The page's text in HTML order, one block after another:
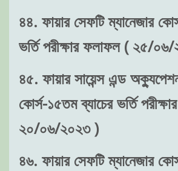
৪৪. ফায়ার সেফটি ম্যানেজার
ভর্তি পরীক্ষার ফলাফল ( ২৫/
৪৫. ফায়ার সায়েন্স এন্ড
কোর্স-১৫তম ব্যাচের ভর্তি
২০/০৬/২০২৩ )
৪৬. ফায়ার সেফটি ম্যানেজার